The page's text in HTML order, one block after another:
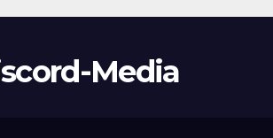
Media